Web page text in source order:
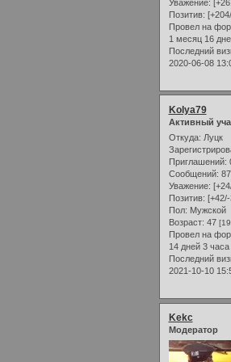
Уважение:
Позитив:
Провел на
1 месяц 16
Последний
2020-06-08
Kolya79
Активный
Откуда: Луцк
Приглашений:
Сообщений:
Уважение:
Позитив:
Пол: Мужской
Возраст: 47
Провел на
14 дней 3 часа
Последний
2021-10-10
Kekc
Модератор